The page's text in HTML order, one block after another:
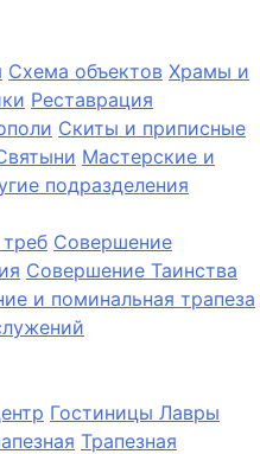
Cхема объектов Храмы и
Реставрация
Скиты и приписные
Мастерские и
подразделения
Совершение
Совершение Таинства
и поминальная трапеза
Гостиницы Лавры
Трапезная